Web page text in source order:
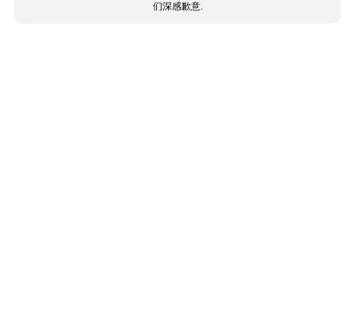
们深感歉意.